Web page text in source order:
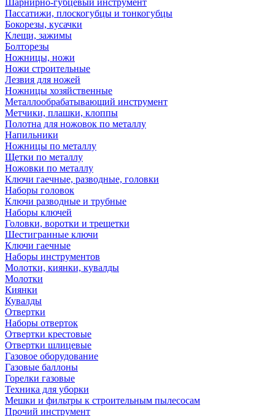
Шарнирно-губцевый инструмент
Пассатижи, плоскогубцы и тонкогубцы
Бокорезы, кусачки
Клещи, зажимы
Болторезы
Ножницы, ножи
Ножи строительные
Лезвия для ножей
Ножницы хозяйственные
Металлообрабатывающий инструмент
Метчики, плашки, клоппы
Полотна для ножовок по металлу
Напильники
Ножницы по металлу
Щетки по металлу
Ножовки по металлу
Ключи гаечные, разводные, головки
Наборы головок
Ключи разводные и трубные
Наборы ключей
Головки, воротки и трещетки
Шестигранные ключи
Ключи гаечные
Наборы инструментов
Молотки, киянки, кувалды
Молотки
Киянки
Кувалды
Отвертки
Наборы отверток
Отвертки крестовые
Отвертки шлицевые
Газовое оборудование
Газовые баллоны
Горелки газовые
Техника для уборки
Мешки и фильтры к строительным пылесосам
Прочий инструмент